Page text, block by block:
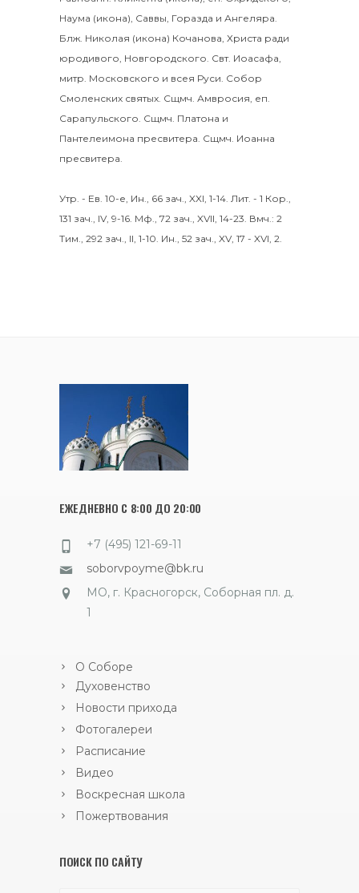
Наума (икона), Саввы, Горазда и Ангеляра.
Блж. Николая (икона) Кочанова, Христа ради
юродивого, Новгородского. Свт. Иоасафа,
митр. Московского и всея Руси. Собор
Смоленских святых. Сщмч. Амвросия, еп.
Сарапульского. Сщмч. Платона и
Пантелеимона пресвитера. Сщмч. Иоанна
пресвитера.
Утр. - Ев. 10-е, Ин., 66 зач., XXI, 1-14. Лит. - 1 Кор.,
131 зач., IV, 9-16. Мф., 72 зач., XVII, 14-23. Вмч.: 2
Тим., 292 зач., II, 1-10. Ин., 52 зач., XV, 17 - XVI, 2.
ЕЖЕДНЕВНО С 8:00 ДО 20:00
+7 (495) 121-69-11
soborvpoyme@bk.ru
МО, г. Красногорск, Соборная пл. д.
1
О Соборе
Духовенство
Новости прихода
Фотогалереи
Расписание
Видео
Воскресная школа
Пожертвования
ПОИСК ПО САЙТУ